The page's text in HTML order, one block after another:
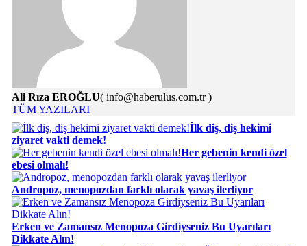
Ali Rıza EROĞLU( info@haberulus.com.tr )
TÜM YAZILARI
İlk diş, diş hekimi
ziyaret vakti demek!
Her gebenin kendi özel
ebesi olmalı!
Andropoz, menopozdan farklı olarak yavaş ilerliyor
Erken ve Zamansız Menopoza Girdiyseniz Bu Uyarıları
Dikkate Alın!